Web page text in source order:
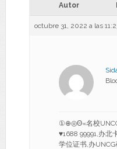
Autor
octubre 31, 2022 a las
①⊕◎Θ«名校
♥1688 99991,办北
学位证书,办